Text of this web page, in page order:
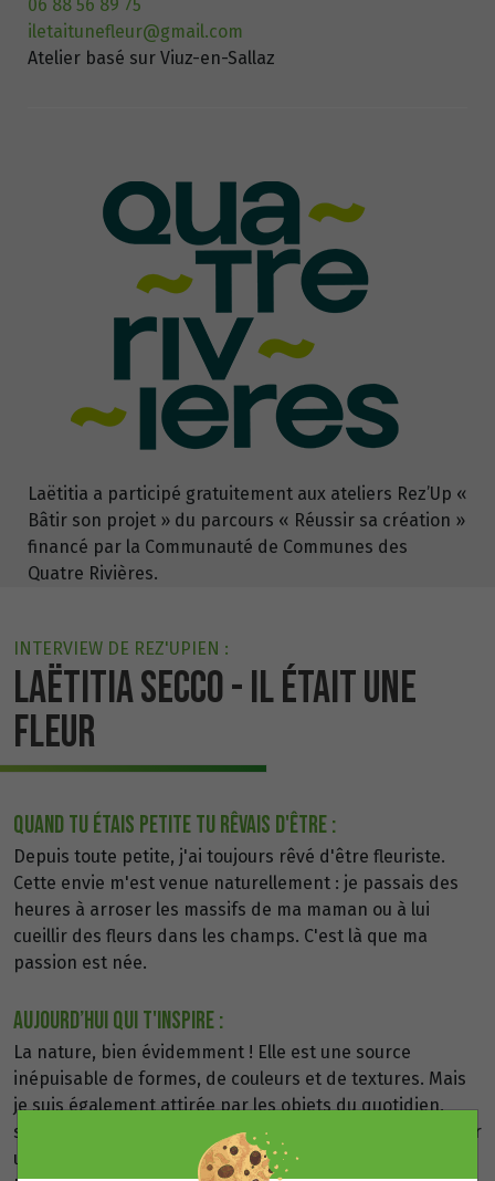
06 88 56 89 75
iletaitunefleur@gmail.com
Atelier basé sur Viuz-en-Sallaz
Laëtitia a participé gratuitement aux ateliers Rez’Up «
Bâtir son projet » du parcours « Réussir sa création »
financé par la Communauté de Communes des
Quatre Rivières.
INTERVIEW DE REZ'UPIEN :
LAËTITIA SECCO - IL ÉTAIT UNE
FLEUR
QUAND TU ÉTAIS PETITE TU RÊVAIS D'être :
Depuis toute petite, j'ai toujours rêvé d'être fleuriste.
Cette envie m'est venue naturellement : je passais des
heures à arroser les massifs de ma maman ou à lui
cueillir des fleurs dans les champs. C'est là que ma
passion est née.
AUJOURD’HUI QUI T'INSPIRE :
La nature, bien évidemment ! Elle est une source
inépuisable de formes, de couleurs et de textures. Mais
je suis également attirée par les objets du quotidien,
surtout ceux qui ont une histoire. J'aime chiner et donner
une nouvelle vie à ces trésors oubliés en les